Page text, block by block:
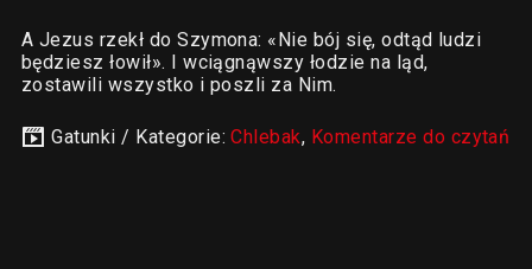
A Jezus rzekł do Szymona: «Nie bój się, odtąd ludzi
będziesz łowił». I wciągnąwszy łodzie na ląd,
zostawili wszystko i poszli za Nim.
Gatunki / Kategorie:Chlebak, Komentarze do czytań